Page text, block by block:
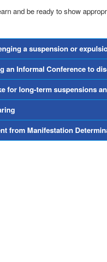
and be ready to show
a suspension or
an Informal Conference to
for long-term suspensions
from Manifestation